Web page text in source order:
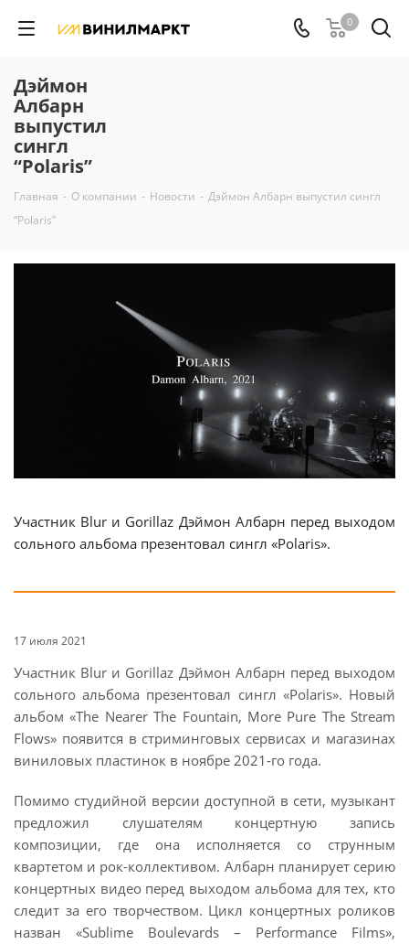
0
Дэймон
Албарн
выпустил
сингл
“Polaris”
Главная - О компании - Новости - Дэймон Албарн выпустил сингл
“Polaris”
Участник Blur и Gorillaz Дэймон Албарн перед выходом
сольного альбома презентовал сингл «Polaris».
17 июля 2021
Участник Blur и Gorillaz Дэймон Албарн перед выходом
сольного альбома презентовал сингл «Polaris». Новый
альбом «The Nearer The Fountain, More Pure The Stream
Flows» появится в стриминговых сервисах и магазинах
виниловых пластинок в ноябре 2021-го года.
Помимо студийной версии доступной в сети, музыкант
предложил слушателям концертную запись
композиции, где она исполняется со струнным
квартетом и рок-коллективом. Албарн планирует серию
концертных видео перед выходом альбома для тех, кто
следит за его творчеством. Цикл концертных роликов
назван «Sublime Boulevards – Performance Films»,